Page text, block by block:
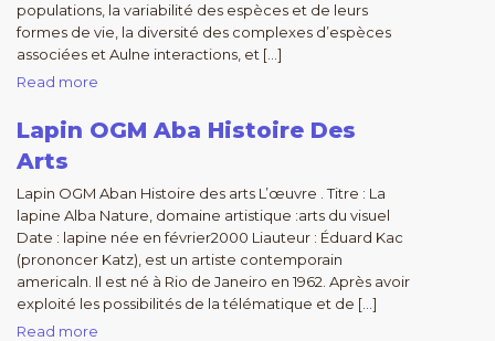
populations, la variabilité des espèces et de leurs
formes de vie, la diversité des complexes d’espèces
associées et Aulne interactions, et […]
Read more
Lapin OGM Aba Histoire Des
Arts
Lapin OGM Aban Histoire des arts L’œuvre . Titre : La
lapine Alba Nature, domaine artistique :arts du visuel
Date : lapine née en février2000 Liauteur : Éduard Kac
(prononcer Katz), est un artiste contemporain
americaln. Il est né à Rio de Janeiro en 1962. Après avoir
exploité les possibilités de la télématique et de […]
Read more